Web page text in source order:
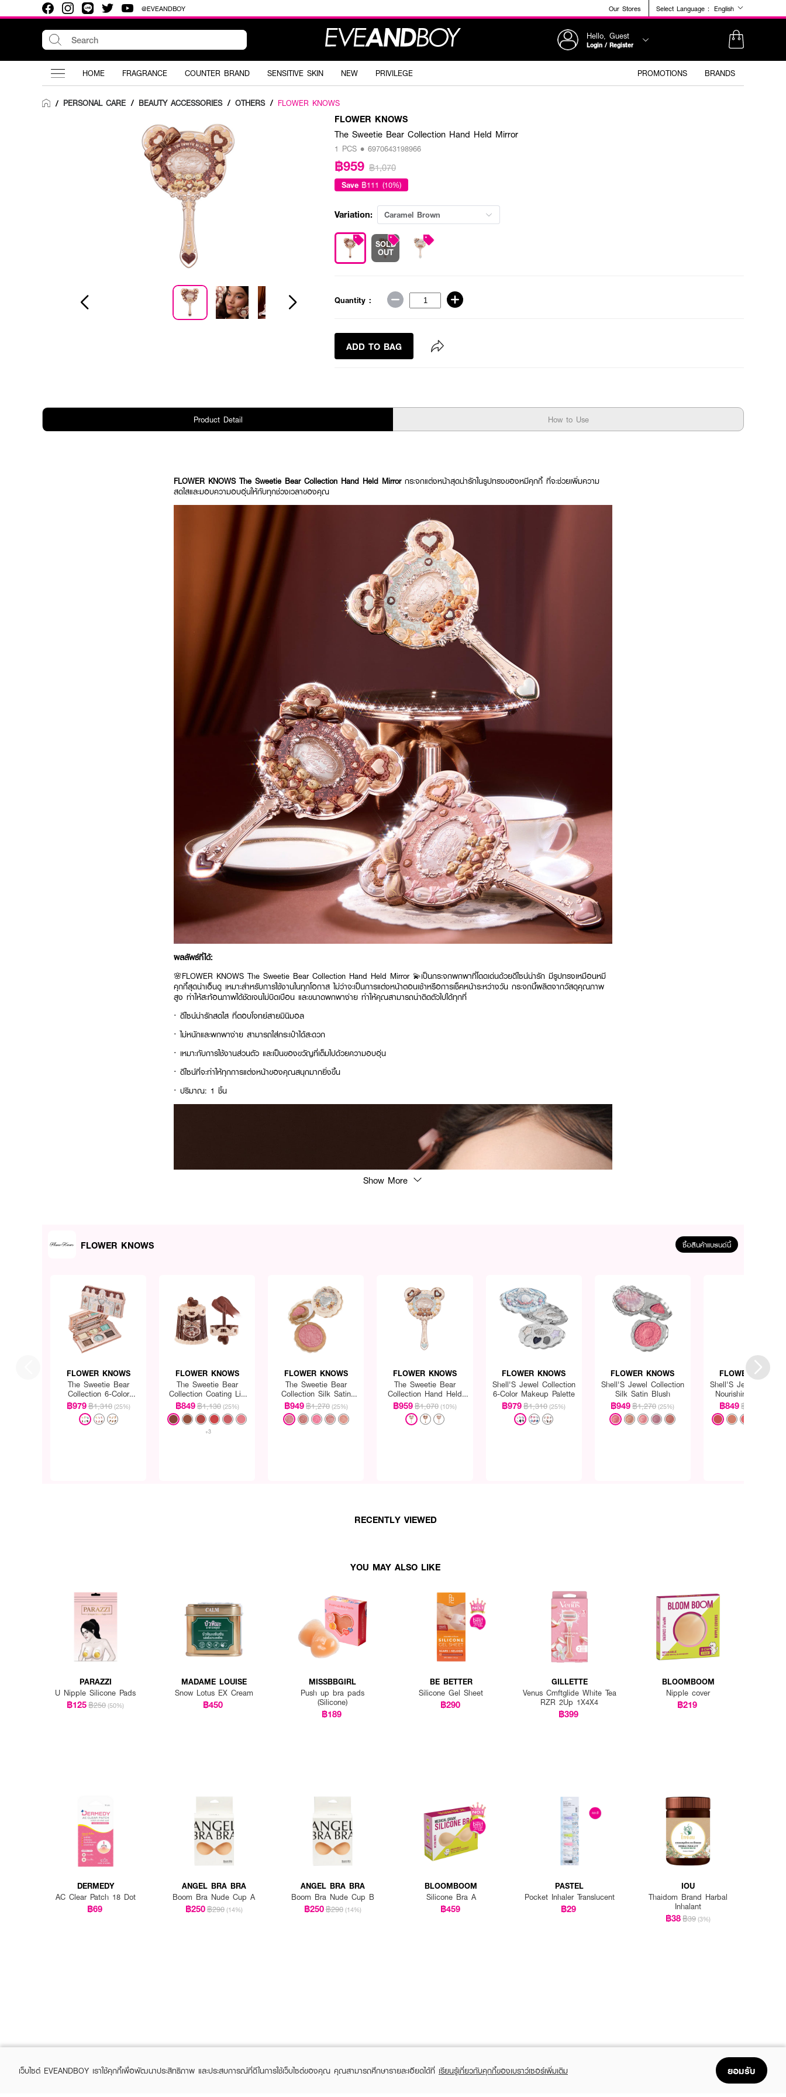
@EVEANDBOY Our Stores Select Language : English
Hello, Guest
Login / Register
HOME FRAGRANCE COUNTER BRAND SENSITIVE SKIN NEW PRIVILEGE PROMOTIONS BRANDS
/ PERSONAL CARE / BEAUTY ACCESSORIES / OTHERS / FLOWER KNOWS
FLOWER KNOWS
The Sweetie Bear Collection Hand Held Mirror
1 PCS • 6970643198966
฿959 ฿1,070
Save ฿111 (10%)
Variation: Caramel Brown
SOLD
OUT
Quantity :
ADD TO BAG
Product Detail How to Use
FLOWER KNOWS The Sweetie Bear Collection Hand Held Mirror กระจกแต่งหน้าสุดน่ารักในรูปทรงของหมีคุกกี้ ที่จะช่วยเพิ่มความ
สดใสและมอบความอบอุ่นให้กับทุกช่วงเวลาของคุณ
ผลลัพธ์ที่ได้:
🌸FLOWER KNOWS The Sweetie Bear Collection Hand Held Mirror 💫เป็นกระจกพกพาที่โดดเด่นด้วยดีไซน์น่ารัก มีรูปทรงเหมือนหมี
คุกกี้สุดน่าเอ็นดู เหมาะสำหรับการใช้งานในทุกโอกาส ไม่ว่าจะเป็นการแต่งหน้าตอนเช้าหรือการเช็คหน้าระหว่างวัน กระจกนี้ผลิตจากวัสดุคุณภาพ
สูง ทำให้สะท้อนภาพได้ชัดเจนไม่บิดเบือน และขนาดพกพาง่าย ทำให้คุณสามารถนำติดตัวไปได้ทุกที่
· ดีไซน์น่ารักสดใส ที่ตอบโจทย์สายมินิมอล
· ไม่หนักและพกพาง่าย สามารถใส่กระเป๋าได้สะดวก
· เหมาะกับการใช้งานส่วนตัว และเป็นของขวัญที่เต็มไปด้วยความอบอุ่น
· ดีไซน์ที่จะทำให้ทุกการแต่งหน้าของคุณสนุกมากยิ่งขึ้น
· ปริมาณ: 1 ชิ้น
· ปรับกระจกในมุมที่สามารถมองเห็นความชัดเจนได้ดี
· ใช้กระจกนี้ควบคู่กับการแต่งหน้า และใส่ใจในทุกรายละเอียด เพื่อให้การแต่งหน้าของคุณดูสมบูรณ์แบบที่สุด
· เก็บกระจกในกระเป๋าหรือโต๊ะเครื่องแป้งเพื่อให้ใช้งานได้สะดวก
แต่ยังได้สัมผัสถึงความรักและความน่ารักในทุกครั้งที่ใช้งาน!
Show More
FLOWER KNOWS ซื้อสินค้าแบรนด์นี้
FLOWER KNOWS
The Sweetie Bear
Collection 6-Color
Makeup Palette
฿979฿1,310 (25%)
FLOWER KNOWS
The Sweetie Bear
Collection Coating Lip
Jelly
฿849฿1,130 (25%)
+3
FLOWER KNOWS
The Sweetie Bear
Collection Silk Satin
Blush
฿949฿1,270 (25%)
FLOWER KNOWS
The Sweetie Bear
Collection Hand Held
Mirror
฿959฿1,070 (10%)
FLOWER KNOWS
Shell'S Jewel Collection
6-Color Makeup Palette
฿979฿1,310 (25%)
FLOWER KNOWS
Shell'S Jewel Collection
Silk Satin Blush
฿949฿1,270 (25%)
FLOWER KNOWS
Shell'S Jewel
Nourishing Lip
฿849฿1,130
RECENTLY VIEWED
YOU MAY ALSO LIKE
PARAZZI
U Nipple Silicone Pads
฿125฿250 (50%)
MADAME LOUISE
Snow Lotus EX Cream
฿450
MISSBBGIRL
Push up bra pads
(Silicone)
฿189
BE BETTER
Silicone Gel Sheet
฿290
GILLETTE
Venus Cmftglide White Tea
RZR 2Up 1X4X4
฿399
BLOOMBOOM
Nipple cover
฿219
DERMEDY
AC Clear Patch 18 Dot
฿69
ANGEL BRA BRA
Boom Bra Nude Cup A
฿250฿290 (14%)
ANGEL BRA BRA
Boom Bra Nude Cup B
฿250฿290 (14%)
BLOOMBOOM
Silicone Bra A
฿459
PASTEL
Pocket Inhaler Translucent
฿29
IOU
Thaidom Brand Harbal
Inhalant
฿38฿39 (3%)
เว็บไซต์ EVEANDBOY เราใช้คุกกี้เพื่อพัฒนาประสิทธิภาพ และประสบการณ์ที่ดีในการใช้เว็บไซต์ของคุณ คุณสามารถศึกษารายละเอียดได้ที่ เรียนรู้เกี่ยวกับคุกกี้ของเบราว์เซอร์เพิ่มเติม ยอมรับ